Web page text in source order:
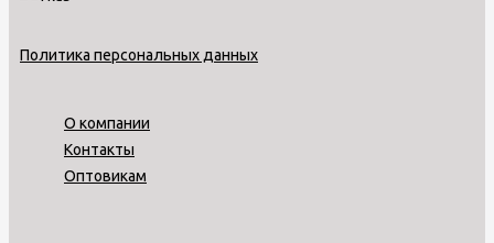
Политика персональных данных
О компании
Контакты
Оптовикам